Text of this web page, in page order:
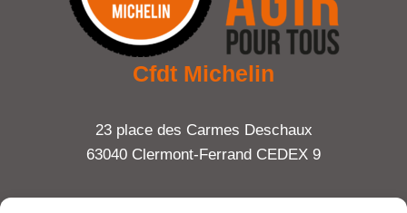
Cfdt Michelin
23 place des Carmes Deschaux
63040 Clermont-Ferrand CEDEX 9
Tel : 06 65 27 23 81